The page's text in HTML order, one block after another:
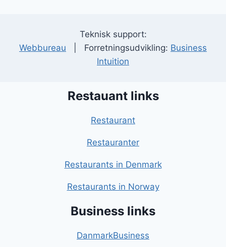
Teknisk support:
Webbureau | Forretningsudvikling: Business
Intuition
Restauant links
Restaurant
Restauranter
Restaurants in Denmark
Restaurants in Norway
Business links
DanmarkBusiness